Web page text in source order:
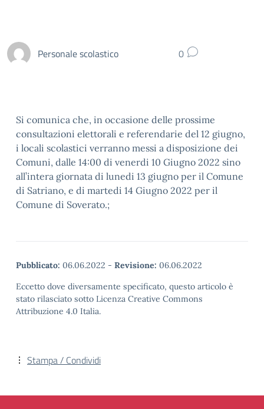
Personale scolastico 0
Si comunica che, in occasione delle prossime
consultazioni elettorali e referendarie del 12 giugno,
i locali scolastici verranno messi a disposizione dei
Comuni, dalle 14:00 di venerdi 10 Giugno 2022 sino
all’intera giornata di lunedi 13 giugno per il Comune
di Satriano, e di martedi 14 Giugno 2022 per il
Comune di Soverato.;
Pubblicato: 06.06.2022 - Revisione: 06.06.2022
Eccetto dove diversamente specificato, questo articolo è
stato rilasciato sotto Licenza Creative Commons
Attribuzione 4.0 Italia.
Stampa / Condividi